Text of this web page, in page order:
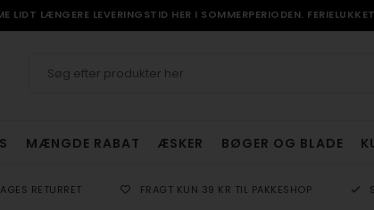
LIDT LÆNGERE LEVERINGSTID HER I SOMMERPERIODEN.
MÆNGDE RABAT ÆSKER BØGER OG BLADE
RETURRET FRAGT KUN 39 KR TIL PAKKESHOP